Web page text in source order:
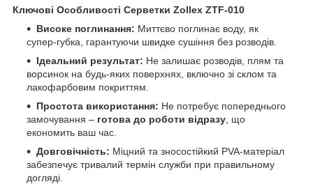
Ключові Особливості Серветки Zollex ZTF-010
Високе поглинання: Миттєво поглинає воду, як
супер-губка, гарантуючи швидке сушіння без розводів.
Ідеальний результат: Не залишає розводів, плям та
ворсинок на будь-яких поверхнях, включно зі склом та
лакофарбовим покриттям.
Простота використання: Не потребує попереднього
замочування – готова до роботи відразу , що
економить ваш час.
Довговічність: Міцний та зносостійкий PVA-матеріал
забезпечує тривалий термін служби при правильному
догляді.